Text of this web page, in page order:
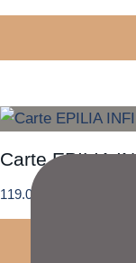
Carte EPILIA